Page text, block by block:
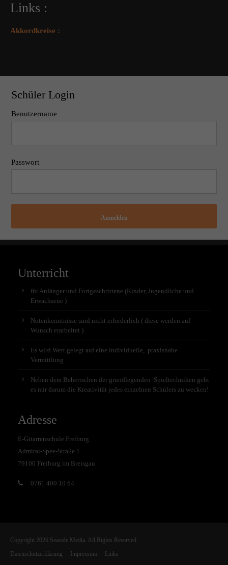
Links :
Akkordkreise :
Schüler Login
Benutzername
Passwort
Anmelden
Unterricht
für Anfänger und Fortgeschrittene (Kinder, Jugendliche und
Erwachsene )
Notenkenntnisse sind nicht erforderlich ( diese werden auf
Wunsch erarbeitet )
Es wird Wert gelegt auf eine individuelle, praxisnahe
Vermittlung
Neben dem Beherrschen der grundlegenden Spieltechniken geht
es mir darum die Kreativität jedes einzelnen Schülers zu wecken!
Adresse
E-Gitarrenschule Freiburg
Admiral-Spee-Straße 1
79100 Freiburg im Breisgau
0761 400 10 64
Copyright 2026 Seaside Media. All Rights Reserved.
Datenschutzerklärung
Impressum Links